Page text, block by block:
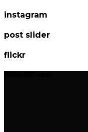
instagram
post slider
flickr